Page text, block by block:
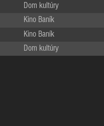
Dom kultúry
Kino Baník
Kino Baník
Dom kultúry